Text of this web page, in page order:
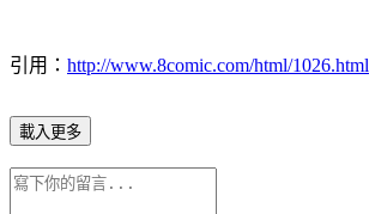
引用： http://www.8comic.com/html/1026.html
載入更多